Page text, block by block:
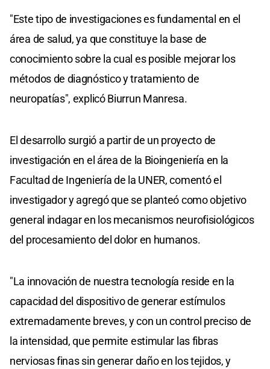
"Este tipo de investigaciones es fundamental en el
área de salud, ya que constituye la base de
conocimiento sobre la cual es posible mejorar los
métodos de diagnóstico y tratamiento de
neuropatías", explicó Biurrun Manresa.
El desarrollo surgió a partir de un proyecto de
investigación en el área de la Bioingeniería en la
Facultad de Ingeniería de la UNER, comentó el
investigador y agregó que se planteó como objetivo
general indagar en los mecanismos neurofisiológicos
del procesamiento del dolor en humanos.
"La innovación de nuestra tecnología reside en la
capacidad del dispositivo de generar estímulos
extremadamente breves, y con un control preciso de
la intensidad, que permite estimular las fibras
nerviosas finas sin generar daño en los tejidos, y